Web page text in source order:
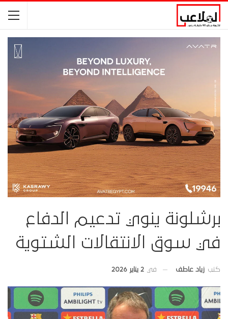
برشلونة ينوي تدعيم الدفاع
في سوق الانتقالات الشتوية
كتب زياد عاطف في 2 يناير 2026